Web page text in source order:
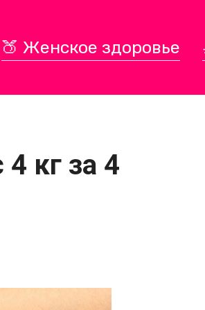
🍑 Женское здоровье
кг за 4